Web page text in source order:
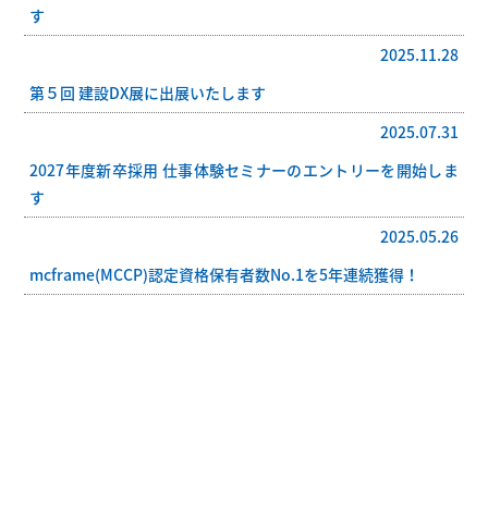
す
2025.11.28
第５回 建設DX展に出展いたします
2025.07.31
2027年度新卒採用 仕事体験セミナーのエントリーを開始しま
す
2025.05.26
mcframe(MCCP)認定資格保有者数No.1を5年連続獲得！